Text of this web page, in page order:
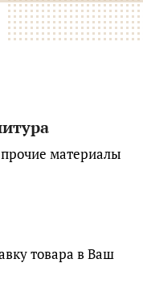
материалы
товара в Ваш